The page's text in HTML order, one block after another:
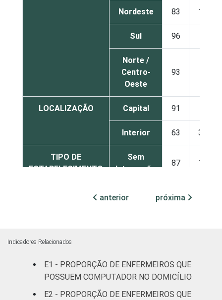
Nordeste 83 17
Sul 96
Norte /
Centro-
Oeste
93
LOCALIZAÇÃO Capital 91
Interior 63 37
TIPO DE
ESTABELECIMENTO
Sem
Internação
87 13
Internação
(mais de
50 leitos)
60
anterior próxima
Indicadores Relacionados
E1 - PROPORÇÃO DE ENFERMEIROS QUE
POSSUEM COMPUTADOR NO DOMICÍLIO
E2 - PROPORÇÃO DE ENFERMEIROS QUE